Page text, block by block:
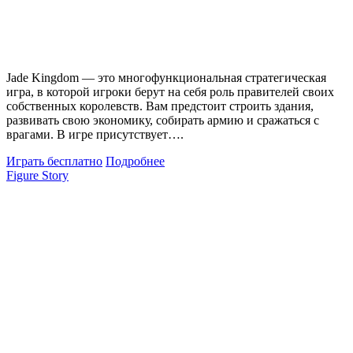
Jade Kingdom — это многофункциональная стратегическая
игра, в которой игроки берут на себя роль правителей своих
собственных королевств. Вам предстоит строить здания,
развивать свою экономику, собирать армию и сражаться с
врагами. В игре присутствует….
Играть бесплатно Подробнее
Figure Story